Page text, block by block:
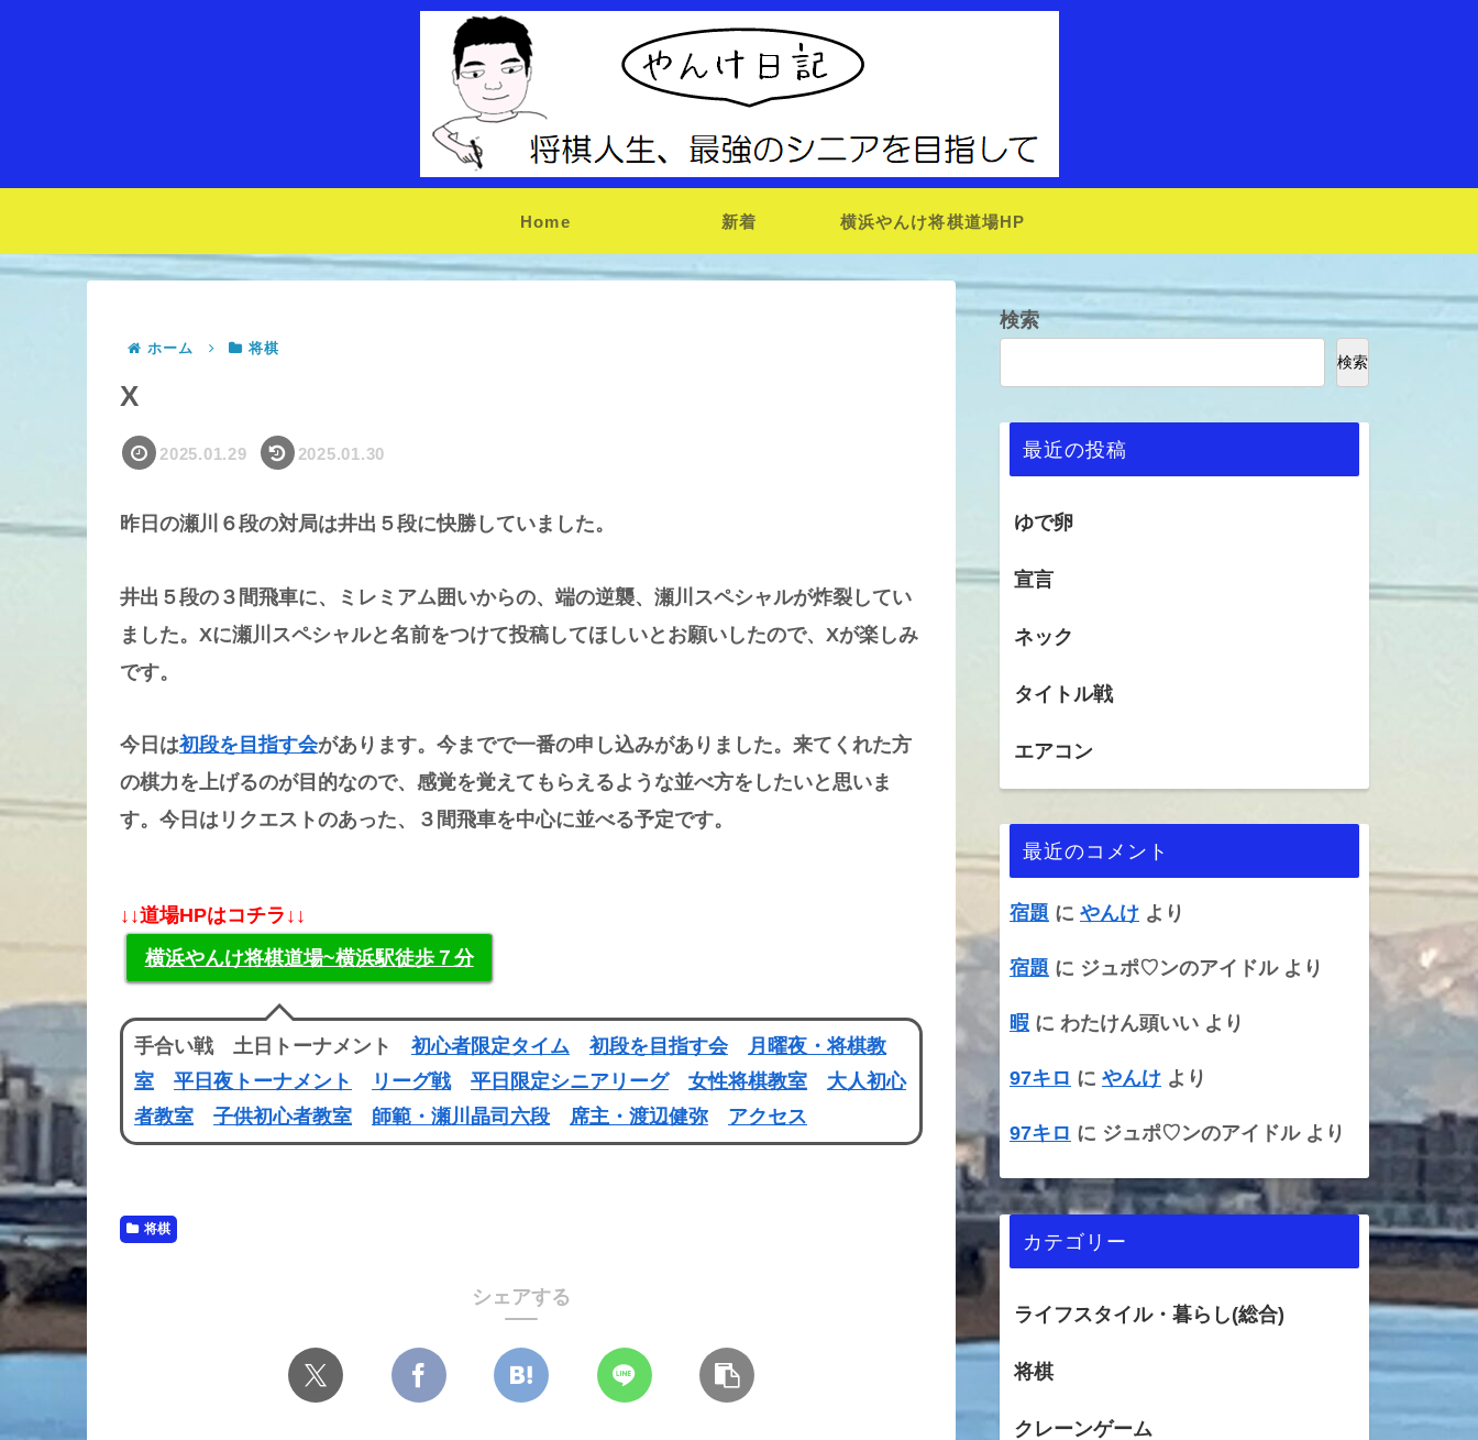
Home 新着 横浜やんけ将棋道場HP
ホーム 将棋
X
2025.01.29 2025.01.30
昨日の瀬川６段の対局は井出５段に快勝していました。
井出５段の３間飛車に、ミレミアム囲いからの、端の逆襲、瀬川スペシャルが炸裂してい
ました。Xに瀬川スペシャルと名前をつけて投稿してほしいとお願いしたので、Xが楽しみ
です。
今日は初段を目指す会があります。今までで一番の申し込みがありました。来てくれた方
の棋力を上げるのが目的なので、感覚を覚えてもらえるような並べ方をしたいと思いま
す。今日はリクエストのあった、３間飛車を中心に並べる予定です。
↓↓道場HPはコチラ↓↓
横浜やんけ将棋道場~横浜駅徒歩７分
手合い戦 土日トーナメント 初心者限定タイム 初段を目指す会
月曜夜・将棋教
室
平日夜トーナメント リーグ戦 平日限定シニアリーグ 女性将棋教室
大人初心
者教室
子供初心者教室 師範・瀬川晶司六段 席主・渡辺健弥 アクセス
将棋
シェアする
検索
検索
最近の投稿
ゆで卵
宣言
ネック
タイトル戦
エアコン
最近のコメント
宿題 に やんけ より
宿題 に ジュポ♡ンのアイドルより
暇 に わたけん頭いい より
97キロ に やんけ より
97キロ に ジュポ♡ンのアイドルより
カテゴリー
ライフスタイル・暮らし(総合)
将棋
クレーンゲーム